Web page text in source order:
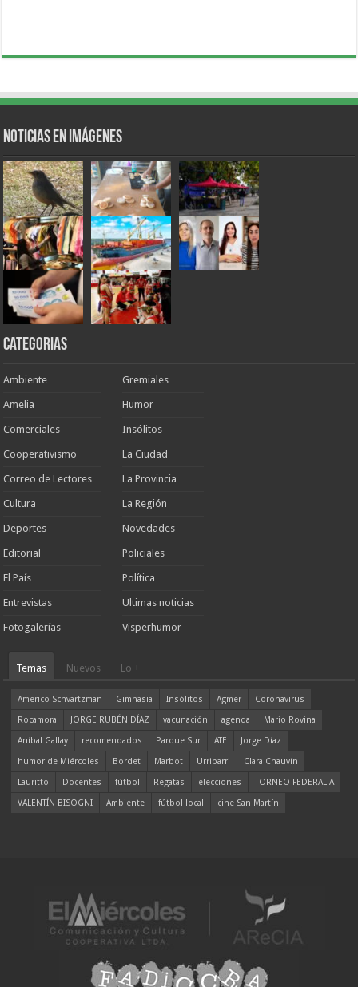
Noticias en Imágenes
Categorias
Ambiente
Amelia
Comerciales
Cooperativismo
Correo de Lectores
Cultura
Deportes
Editorial
El País
Entrevistas
Fotogalerías
Gremiales
Humor
Insólitos
La Ciudad
La Provincia
La Región
Novedades
Policiales
Política
Ultimas noticias
Visperhumor
Temas Nuevos Lo +
Americo Schvartzman Gimnasia Insólitos Agmer
Coronavirus
Rocamora
JORGE RUBÉN DÍAZ vacunación agenda
Mario Rovina
Aníbal Gallay
recomendados Parque Sur ATE
Jorge Díaz
humor de Miércoles
Bordet Marbot Urribarri
Clara Chauvín
Lauritto
Docentes fútbol Regatas elecciones
TORNEO FEDERAL A
VALENTÍN BISOGNI
Ambiente fútbol local cine San Martín